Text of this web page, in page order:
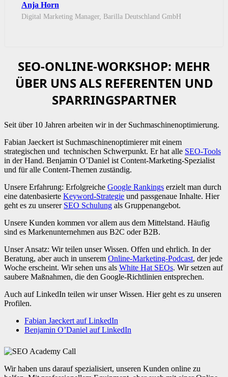
Anja Horn
Digital Marketing Manager, Barilla Deutschland GmbH
SEO-ONLINE-WORKSHOP: MEHR
ÜBER UNS ALS REFERENTEN UND
SPARRINGSPARTNER
Seit über 10 Jahren arbeiten wir in der Suchmaschinenoptimierung.
Fabian Jaeckert ist Suchmaschinenoptimierer mit einem
strategischen und technischen Schwerpunkt. Er hat alle SEO-Tools
in der Hand. Benjamin O’Daniel ist Content-Marketing-Spezialist
und für alle Content-Themen zuständig.
Unsere Erfahrung: Erfolgreiche Google Rankings erzielt man durch
eine datenbasierte Keyword-Strategie und passgenaue Inhalte. Hier
geht es zu unserer SEO Schulung als Gruppenangebot.
Unsere Kunden kommen vor allem aus dem Mittelstand. Häufig
sind es Markenunternehmen aus B2C oder B2B.
Unser Ansatz: Wir teilen unser Wissen. Offen und ehrlich. In der
Beratung, aber auch in unserem Online-Marketing-Podcast, der jede
Woche erscheint. Wir sehen uns als White Hat SEOs. Wir setzen auf
saubere Maßnahmen, die den Google-Richtlinien entsprechen.
Auch auf LinkedIn teilen wir unser Wissen. Hier geht es zu unseren
Profilen.
Fabian Jaeckert auf LinkedIn
Benjamin O’Daniel auf LinkedIn
Wir haben uns darauf spezialisiert, unseren Kunden online zu